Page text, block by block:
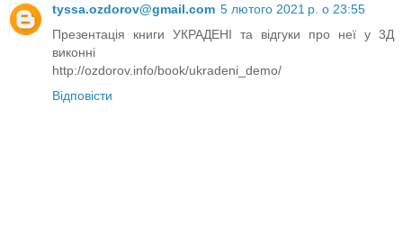
tyssa.ozdorov@gmail.com 5 лютого 2021 р. о 23:55
Презентація книги УКРАДЕНІ та відгуки про неї у 3Д
виконні
http://ozdorov.info/book/ukradeni_demo/
Відповісти